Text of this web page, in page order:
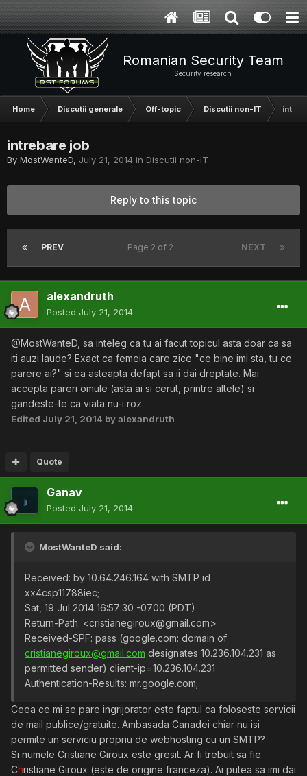
Romanian Security Team
Security research
Home Discutii generale Off-topic Discutii non-IT
intrebare job
By MostWanteD, July 21, 2014 in Discutii non-IT
Reply to this topic
PREV NEXT
Page 2 of 2
alexandruth
Posted July 21, 2014
@MostWanteD, sa inteleg ca tu ai facut topicul asta doar ca sa
iti auzi laude? Exact ca femeia care zice "ce bine imi sta, tu ce
parere ai?" si ea asteapta defapt sa ii dai dreptate. Mai
accepta pareri omule (asta ai si cerut, printre altele) si
gandeste-te ca viata nu-i roz.
Edited July 21, 2014 by alexandruth
Quote
Ganav
Posted July 21, 2014
MostWanteD said:
Received: by 10.64.246.164 with SMTP id
xx4csp11788iec;
Sat, 19 Jul 2014 16:57:30 -0700 (PDT)
Return-Path: <cristianegiroux@gmail.com>
Received-SPF: pass (google.com: domain of
cristianegiroux@gmail.com designates 10.236.104.231 as
permitted sender) client-ip=10.236.104.231
Authentication-Results: mr.google.com;
Ceea ce mi se pare ingrijorator este faptul ca foloseste servicii
de mail publice/gratuite. Ambasada Canadei chiar nu isi
permite un serviciu propriu de webhosting cu un SMTP?
Si numele Cristiane Giroux este gresit. Ar fi trebuit sa fie
Christiane Giroux (este de origine franceza). Ai putea sa imi dai